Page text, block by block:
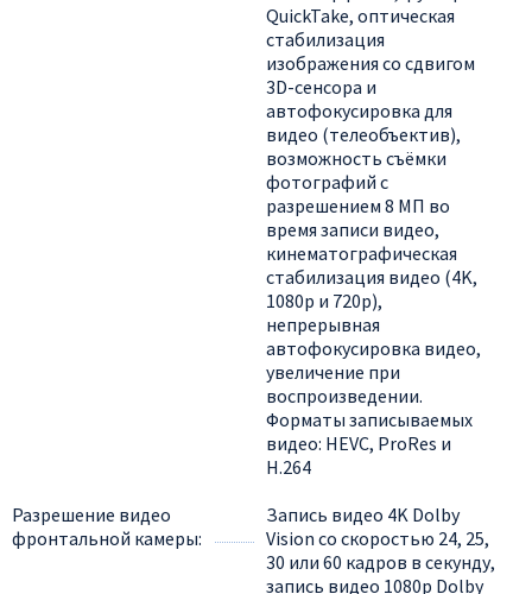
QuickTake, оптическая
стабилизация
изображения со сдвигом
3D-сенсора и
автофокусировка для
видео (телеобъектив),
возможность съёмки
фотографий с
разрешением 8 МП во
время записи видео,
кинематографическая
стабилизация видео (4K,
1080p и 720p),
непрерывная
автофокусировка видео,
увеличение при
воспроизведении.
Форматы записываемых
видео: HEVC, ProRes и
H.264
Разрешение видео
фронтальной камеры
Запись видео 4K Dolby
Vision со скоростью 24, 25,
30 или 60 кадров в секунду,
запись видео 1080p Dolby